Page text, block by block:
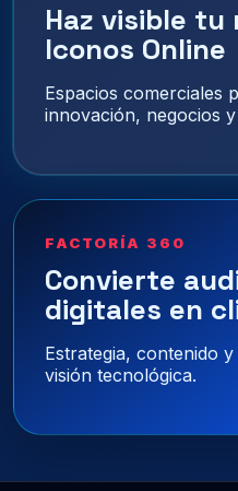
Haz visible tu
Iconos Online
Espacios comerciales
innovación, negocios
FACTORÍA 360
Convierte
digitales en
Estrategia, contenido
visión tecnológica.